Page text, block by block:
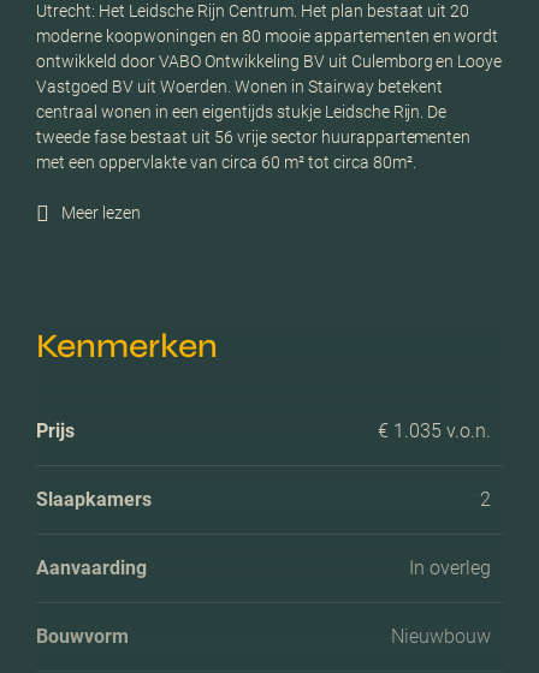
Utrecht: Het Leidsche Rijn Centrum. Het plan bestaat uit 20
moderne koopwoningen en 80 mooie appartementen en wordt
ontwikkeld door VABO Ontwikkeling BV uit Culemborg en Looye
Vastgoed BV uit Woerden. Wonen in Stairway betekent
centraal wonen in een eigentijds stukje Leidsche Rijn. De
tweede fase bestaat uit 56 vrije sector huurappartementen
met een oppervlakte van circa 60 m² tot circa 80m².
Meer lezen
Kenmerken
Prijs € 1.035 v.o.n.
Slaapkamers 2
Aanvaarding In overleg
Bouwvorm Nieuwbouw